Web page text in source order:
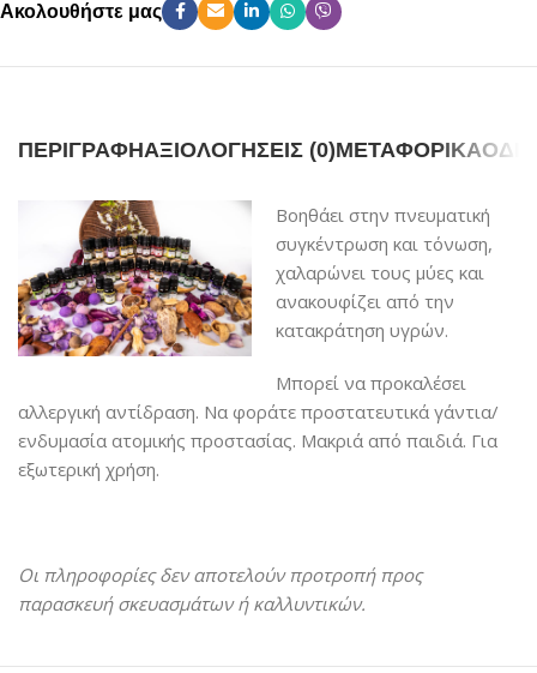
Ακολουθήστε μας
ΠΕΡΙΓΡΑΦΉΑΞΙΟΛΟΓΉΣΕΙΣ (0)ΜΕΤΑΦΟΡΙΚΆ
Βοηθάει στην πνευματική
συγκέντρωση και τόνωση,
χαλαρώνει τους μύες και
ανακουφίζει από την
κατακράτηση υγρών.
Μπορεί να προκαλέσει
αλλεργική αντίδραση. Να φοράτε προστατευτικά γάντια/
ενδυμασία ατομικής προστασίας. Μακριά από παιδιά. Για
εξωτερική χρήση.
Οι πληροφορίες δεν αποτελούν προτροπή προς
παρασκευή σκευασμάτων ή καλλυντικών.